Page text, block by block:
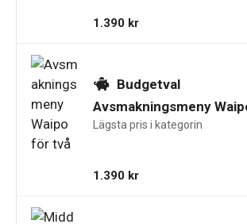
1.390 kr
Budgetval
Avsmakningsmeny
Lägsta pris i kategorin
1.390 kr